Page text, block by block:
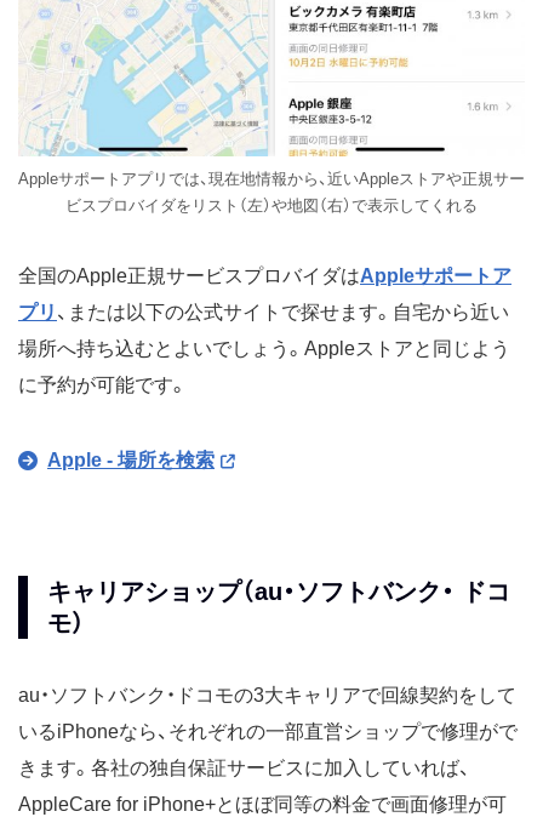
Appleサポートアプリでは、現在地情報から、近いAppleストアや正規サー
ビスプロバイダをリスト（左）や地図（右）で表示してくれる
全国のApple正規サービスプロバイダはAppleサポートア
プリ 、または以下の公式サイトで探せます。自宅から近い
場所へ持ち込むとよいでしょう。Appleストアと同じよう
に予約が可能です。
Apple - 場所を検索
キャリアショップ（au・ソフトバンク・ ドコ
モ）
au・ソフトバンク・ドコモの3大キャリアで回線契約をして
いるiPhoneなら、それぞれの一部直営ショップで修理がで
きます。各社の独自保証サービスに加入していれば、
AppleCare for iPhone+とほぼ同等の料金で画面修理が可